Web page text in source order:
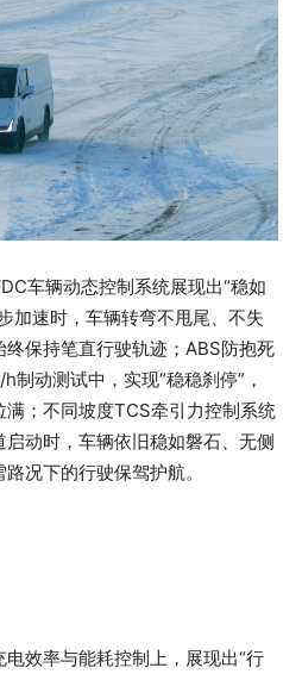
车辆动态控制系统展现出“稳如
加速时，车辆转弯不甩尾、不失
保持笔直行驶轨迹；ABS防抱死
制动测试中，实现“稳稳刹停”，
；不同坡度TCS牵引力控制系统
动时，车辆依旧稳如磐石、无侧
况下的行驶保驾护航。
效率与能耗控制上，展现出“行